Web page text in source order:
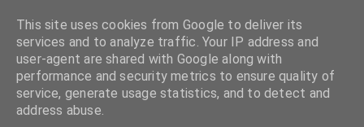
This site uses cookies from Google to deliver its
services and to analyze traffic. Your IP address and
user-agent are shared with Google along with
performance and security metrics to ensure quality of
service, generate usage statistics, and to detect and
address abuse.